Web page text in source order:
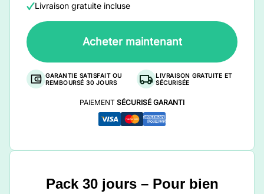
Pack 30 jours – Pour bien
Livraison gratuite incluse
Acheter maintenant
GARANTIE SATISFAIT OU
REMBOURSÉ 30 JOURS
LIVRAISON GRATUITE ET
SÉCURISÉE
PAIEMENT SÉCURISÉ GARANTI